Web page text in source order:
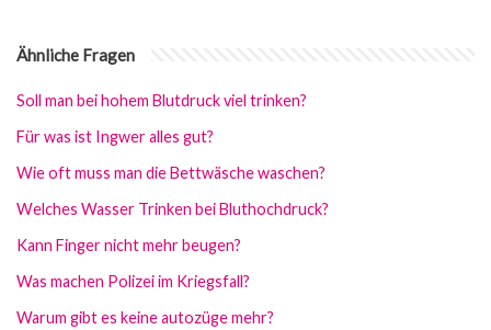
Ähnliche Fragen
Soll man bei hohem Blutdruck viel trinken?
Für was ist Ingwer alles gut?
Wie oft muss man die Bettwäsche waschen?
Welches Wasser Trinken bei Bluthochdruck?
Kann Finger nicht mehr beugen?
Was machen Polizei im Kriegsfall?
Warum gibt es keine autozüge mehr?